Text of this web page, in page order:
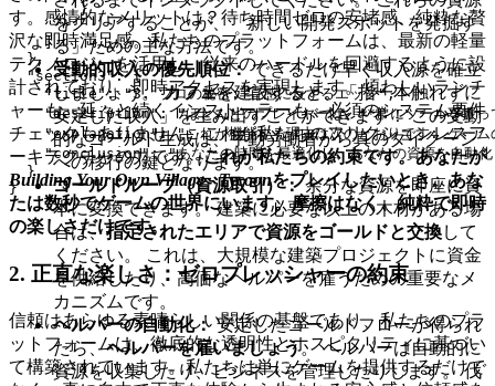
をクリアすることが、「新しい開発スポットを発掘す
る」ための主な方法です。
受動的収入の優先順位：できるだけ早く収入源を確立
しましょう。カフェを建設すると、「指一本触れずに
安定した収入」を生み出すことができます！ この受動
的なゴールド生成は、手動労働者から真のタイクーン
への移行の鍵となります。
ゴールドループ（資源取引）：余分な資源を即座に資
本に変換できます。 建築に必要な以上の木材がある場
合は、指定されたエリアで資源をゴールドと交換して
ください。 これは、大規模な建築プロジェクトに資金
を供給したり、高価なヘルパーを雇うための重要なメ
カニズムです。
ヘルパーの自動化：安定したゴールドフローが得られ
たら、ヘルパーを雇いましょう。 ヘルパーは自動的に
資源を収集したり、ビジネスを管理したりします。 伐
        }
      }
    ]
  },
  "section3": {
    "title": "3. プロの秘密: 直感に反するエッジ",
"description": "ほとんどのプレイヤーは、**常にツールを振って
"explanation": "これが機能する理由は次のとおりです: ゲームの
"conclusion": "あなたの時間を最適化し、あなたの資源を自動化
  }
す。感情的なメリットは？待ち時間ゼロの安堵感、純粋な贅
沢な即時満足感。私たちのプラットフォームは、最新の軽量
テクノロジーを活用し、従来のハードルを回避するように設
計されており、即時アクセスを実現します。煩わしいランチ
ャーも、延々と続くインストーラーも、必須のシステム要件
チェックもありません。これが私たちのフリクションレスア
ーキテクチャの力です。これが私たちの約束です。あなたが
Building Your Own Village - Tycoonをプレイしたいとき、あな
たは数秒でゲームの世界にいます。摩擦はなく、純粋で即時
の楽しさだけです。
2. 正直な楽しさ：ゼロプレッシャーの約束
信頼はあらゆる素晴らしい関係の基盤であり、私たちのプラ
ットフォームは、徹底的な透明性とホスピタリティに基づい
て構築されています。私たちは単にゲームを提供するだけで